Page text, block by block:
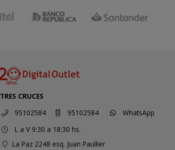
TRES CRUCES
95102584
95102584
WhatsApp
L a V 9:30 a 18:30 hs.
La Paz 2248 esq. Juan Paullier